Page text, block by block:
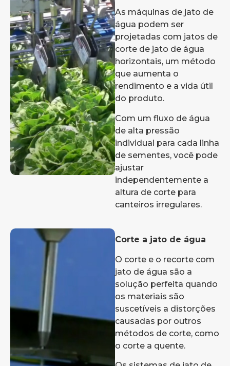
As máquinas de jato de
água podem ser
projetadas com jatos de
corte de jato de água
horizontais, um método
que aumenta o
rendimento e a vida útil
do produto.
Com um fluxo de água
de alta pressão
individual para cada linha
de sementes, você pode
ajustar
independentemente a
altura de corte para
canteiros irregulares.
Corte a jato de água
O corte e o recorte com
jato de água são a
solução perfeita quando
os materiais são
suscetíveis a distorções
causadas por outros
métodos de corte, como
o corte a quente.